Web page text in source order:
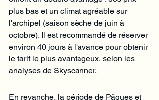
plus bas et un climat agréable sur
l'archipel (saison sèche de juin à
octobre). Il est recommandé de réserver
environ 40 jours à l'avance pour obtenir
le tarif le plus avantageux, selon les
analyses de Skyscanner.
En revanche, la période de Pâques et